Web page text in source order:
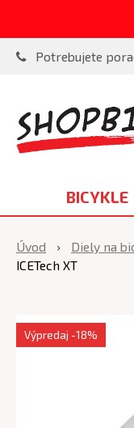
Potrebujete
BICYKLE
Úvod Diely na
ICETech XT
Výpredaj -18%